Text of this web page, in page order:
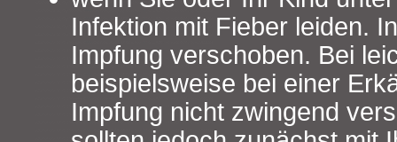
Infektion mit Fieber leiden.
Impfung verschoben. Bei
beispielsweise bei einer
Impfung nicht zwingend